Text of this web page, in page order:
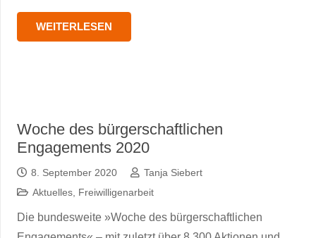
WEITERLESEN
Woche des bürgerschaftlichen
Engagements 2020
8. September 2020
Tanja Siebert
Aktuelles, Freiwilligenarbeit
Die bundesweite »Woche des bürgerschaftlichen